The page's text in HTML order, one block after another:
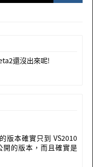
還沒出來呢!
版本確實只到 VS2010
開的版本，而且確實是